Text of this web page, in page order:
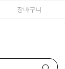
장바구니